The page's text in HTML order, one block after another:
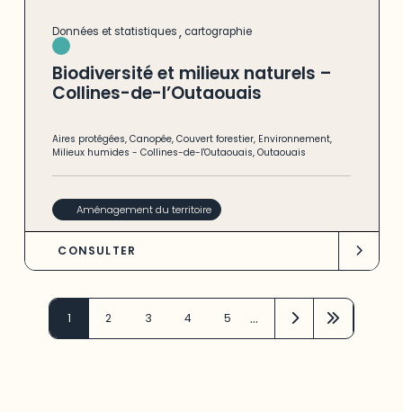
Données et statistiques, cartographie
Biodiversité et milieux naturels –
Collines-de-l’Outaouais
Aires protégées,Canopée,Couvert forestier, Environnement,
Milieux humides -Collines-de-l'Outaouais,Outaouais
Aménagement du territoire
CONSULTER
1 2 3 4 5 …